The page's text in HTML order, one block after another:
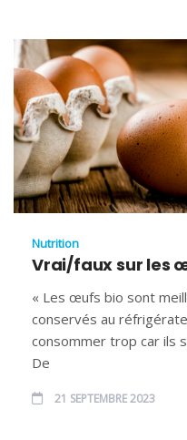
Nutrition
Vrai/faux sur les
« Les œufs bio sont
conservés au
consommer trop car ils
De
21 SEPTEMBRE 2023